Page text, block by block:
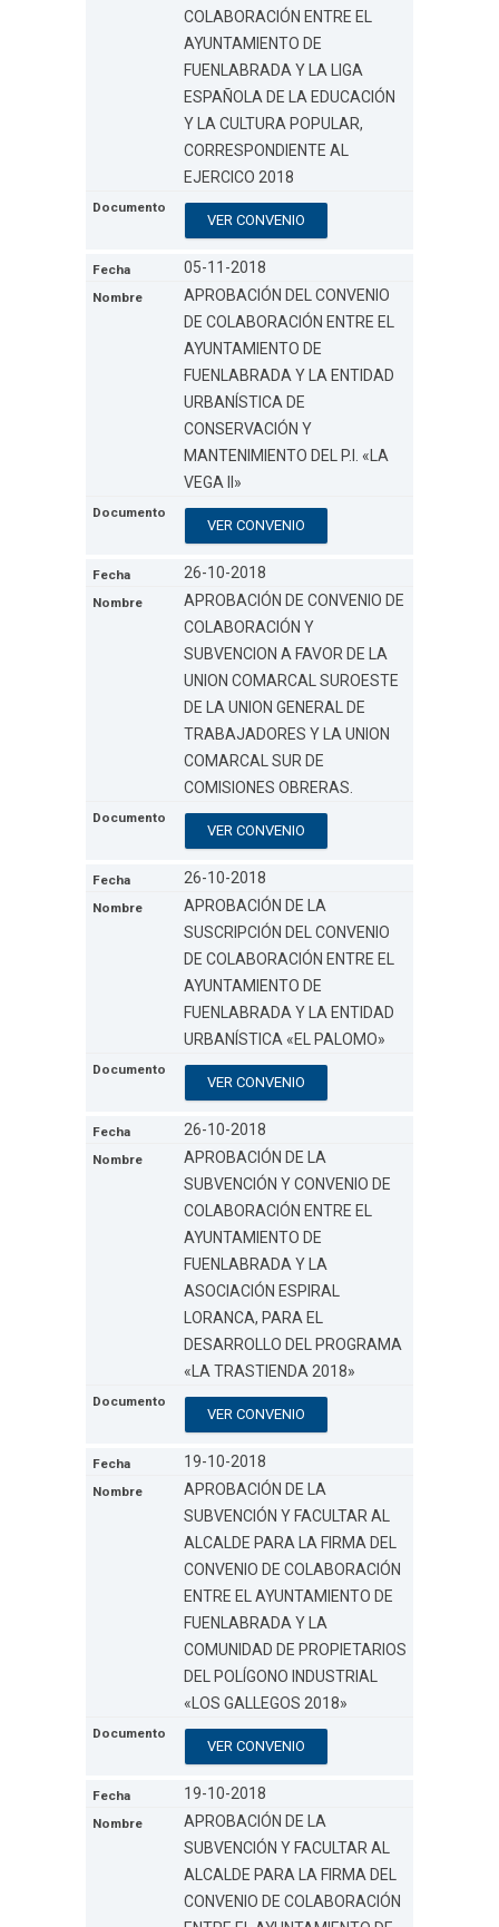
COLABORACIÓN ENTRE EL
AYUNTAMIENTO DE
FUENLABRADA Y LA LIGA
ESPAÑOLA DE LA EDUCACIÓN
Y LA CULTURA POPULAR,
CORRESPONDIENTE AL
EJERCICO 2018
VER CONVENIO
05-11-2018
APROBACIÓN DEL CONVENIO
DE COLABORACIÓN ENTRE EL
AYUNTAMIENTO DE
FUENLABRADA Y LA ENTIDAD
URBANÍSTICA DE
CONSERVACIÓN Y
MANTENIMIENTO DEL P.I. «LA
VEGA II»
VER CONVENIO
26-10-2018
APROBACIÓN DE CONVENIO DE
COLABORACIÓN Y
SUBVENCION A FAVOR DE LA
UNION COMARCAL SUROESTE
DE LA UNION GENERAL DE
TRABAJADORES Y LA UNION
COMARCAL SUR DE
COMISIONES OBRERAS.
VER CONVENIO
26-10-2018
APROBACIÓN DE LA
SUSCRIPCIÓN DEL CONVENIO
DE COLABORACIÓN ENTRE EL
AYUNTAMIENTO DE
FUENLABRADA Y LA ENTIDAD
URBANÍSTICA «EL PALOMO»
VER CONVENIO
26-10-2018
APROBACIÓN DE LA
SUBVENCIÓN Y CONVENIO DE
COLABORACIÓN ENTRE EL
AYUNTAMIENTO DE
FUENLABRADA Y LA
ASOCIACIÓN ESPIRAL
LORANCA, PARA EL
DESARROLLO DEL PROGRAMA
«LA TRASTIENDA 2018»
VER CONVENIO
19-10-2018
APROBACIÓN DE LA
SUBVENCIÓN Y FACULTAR AL
ALCALDE PARA LA FIRMA DEL
CONVENIO DE COLABORACIÓN
ENTRE EL AYUNTAMIENTO DE
FUENLABRADA Y LA
COMUNIDAD DE PROPIETARIOS
DEL POLÍGONO INDUSTRIAL
«LOS GALLEGOS 2018»
VER CONVENIO
19-10-2018
APROBACIÓN DE LA
SUBVENCIÓN Y FACULTAR AL
ALCALDE PARA LA FIRMA DEL
CONVENIO DE COLABORACIÓN